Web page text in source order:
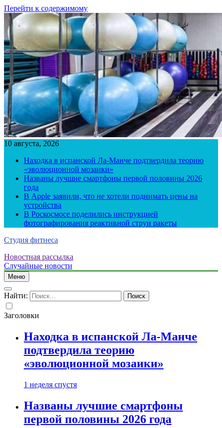
Перейти к содержимому
10 августа, 2026
Находка в испанской Ла-Манче подтвердила теорию
«эволюционной мозаики»
Названы лучшие смартфоны первой половины 2026
года
В Apple заявили, что не хотели поднимать цены на
устройства
В Роскосмосе поделились инструкцией
фотографирования реактивной струи ракеты
Студия фитнеса
Новостная рассылка
Случайные новости
Меню
Найти:
Заголовки
Находка в испанской Ла-Манче
подтвердила теорию
«эволюционной мозаики»
1 неделя спустя
Названы лучшие смартфоны
первой половины 2026 года